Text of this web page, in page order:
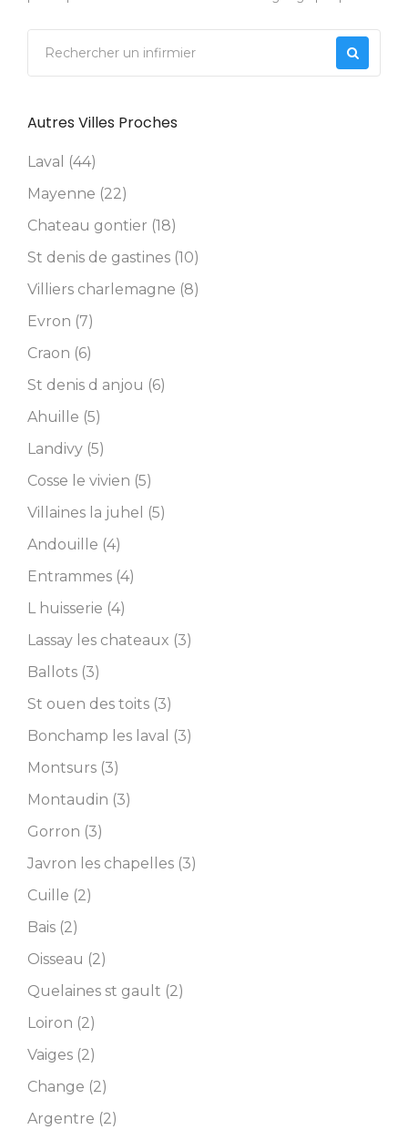
Autres Villes Proches
Laval (44)
Mayenne (22)
Chateau gontier (18)
St denis de gastines (10)
Villiers charlemagne (8)
Evron (7)
Craon (6)
St denis d anjou (6)
Ahuille (5)
Landivy (5)
Cosse le vivien (5)
Villaines la juhel (5)
Andouille (4)
Entrammes (4)
L huisserie (4)
Lassay les chateaux (3)
Ballots (3)
St ouen des toits (3)
Bonchamp les laval (3)
Montsurs (3)
Montaudin (3)
Gorron (3)
Javron les chapelles (3)
Cuille (2)
Bais (2)
Oisseau (2)
Quelaines st gault (2)
Loiron (2)
Vaiges (2)
Change (2)
Argentre (2)